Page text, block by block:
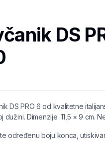
DS
DS PRO 6 od kvalitetne
Dimenzije: 11,5 × 9 cm.
određenu boju konca,